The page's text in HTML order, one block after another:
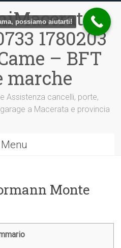
1780203
– BFT
marche
Assistenza cancelli, porte,
a Macerata e provincia
Menu
Monte
possiamo aiutarti!